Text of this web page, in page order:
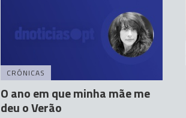
CRÓNICAS
O ano em que minha mãe me
deu o Verão